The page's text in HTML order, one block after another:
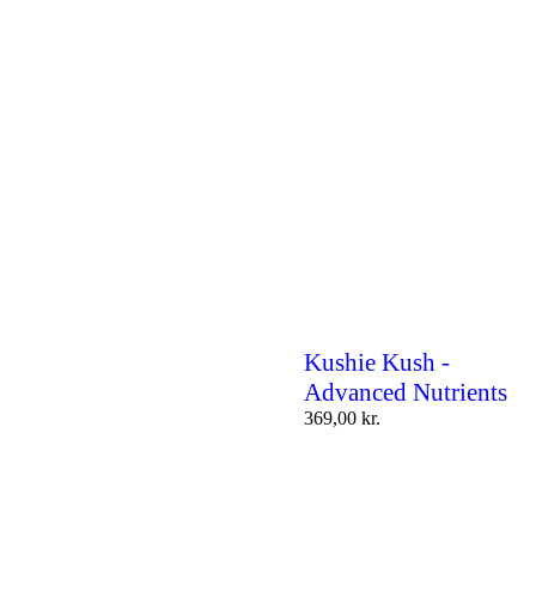
Kushie Kush -
Advanced Nutrients
369,00 kr.